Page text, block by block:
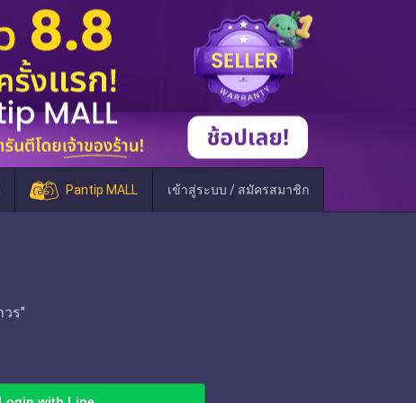
Pantip MALL เข้าสู่ระบบ / สมัครสมาชิก
ร"